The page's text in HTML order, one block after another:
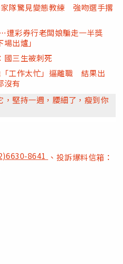
隊驚見變態教練 強吻選手撂
遭彩券行老闆娘騙走一半獎
出爐」
國三生被刺死
工作太忙」逼離職 結果出
沒有
，堅持一週，腰細了，瘦到你
8641 、投訴爆料信箱：